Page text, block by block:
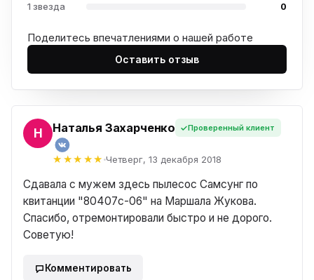
1 звезда
0
Поделитесь впечатлениями о нашей работе
Оставить отзыв
Наталья Захарченко Проверенный клиент
Четверг, 13 декабря 2018
Сдавала с мужем здесь пылесос Самсунг по
квитанции "80407c-06" на Маршала Жукова.
Спасибо, отремонтировали быстро и не дорого.
Советую!
Комментировать